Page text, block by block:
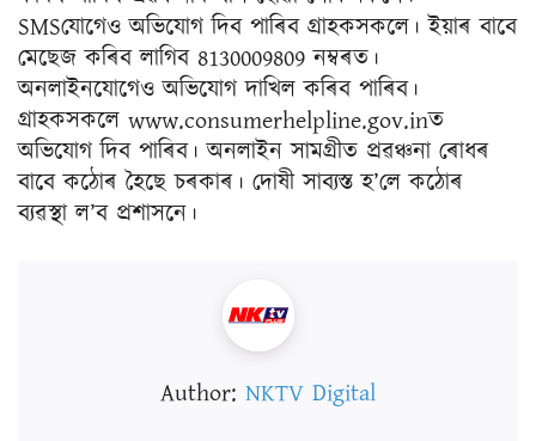
SMSযোগেও অভিযোগ দিব পাৰিব গ্ৰাহকসকলে। ইয়াৰ বাবে
মেছেজ কৰিব লাগিব 8130009809 নম্বৰত।
অনলাইনযোগেও অভিযোগ দাখিল কৰিব পাৰিব।
গ্ৰাহকসকলে www.consumerhelpline.gov.inত
অভিযোগ দিব পাৰিব। অনলাইন সামগ্ৰীত প্ৰৱঞ্চনা ৰোধৰ
বাবে কঠোৰ হৈছে চৰকাৰ। দোষী সাব্যস্ত হ’লে কঠোৰ
ব্যৱস্থা ল’ব প্ৰশাসনে।
Author: NKTV Digital